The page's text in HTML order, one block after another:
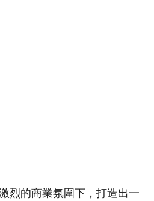
烈的商業氛圍下，打造出一